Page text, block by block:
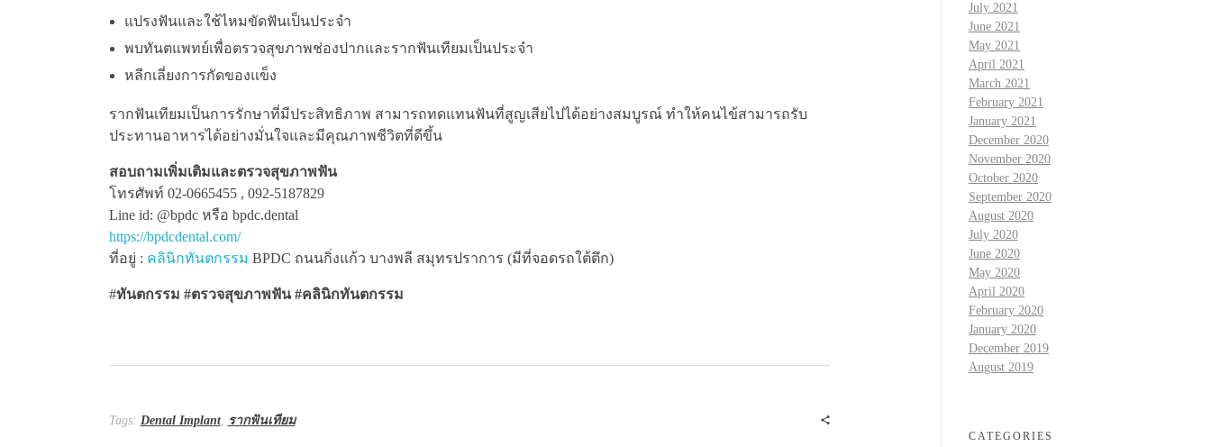
แปรงฟันและใช้ไหมขัดฟันเป็นประจำ
พบทันตแพทย์เพื่อตรวจสุขภาพช่องปากและรากฟันเทียมเป็นประจำ
หลีกเลี่ยงการกัดของแข็ง
รากฟันเทียมเป็นการรักษาที่มีประสิทธิภาพ สามารถทดแทนฟันที่สูญเสียไปได้อย่างสมบูรณ์ ทำให้คนไข้สามารถรับ
ประทานอาหารได้อย่างมั่นใจและมีคุณภาพชีวิตที่ดีขึ้น
สอบถามเพิ่มเติมและตรวจสุขภาพฟัน
โทรศัพท์ 02-0665455 , 092-5187829
Line id: @bpdc หรือ bpdc.dental
https://bpdcdental.com/
ที่อยู่ : คลินิกทันตกรรม BPDC ถนนกิ่งแก้ว บางพลี สมุทรปราการ (มีที่จอดรถใต้ตึก)
#ทันตกรรม #ตรวจสุขภาพฟัน #คลินิกทันตกรรม
Tags: Dental Implant, รากฟันเทียม
July 2021
June 2021
May 2021
April 2021
March 2021
February 2021
January 2021
December 2020
November 2020
October 2020
September 2020
August 2020
July 2020
June 2020
May 2020
April 2020
February 2020
January 2020
December 2019
August 2019
CATEGORIES